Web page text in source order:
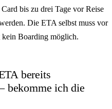
bis zu drei Tage vor Reise
Die ETA selbst muss vor
kein Boarding möglich.
bereits
bekomme ich die